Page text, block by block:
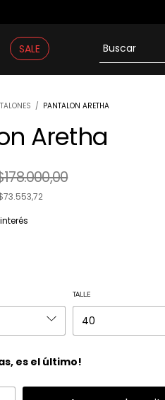
SALE
/ PANTALON ARETHA
Aretha
TALLE
es el último!